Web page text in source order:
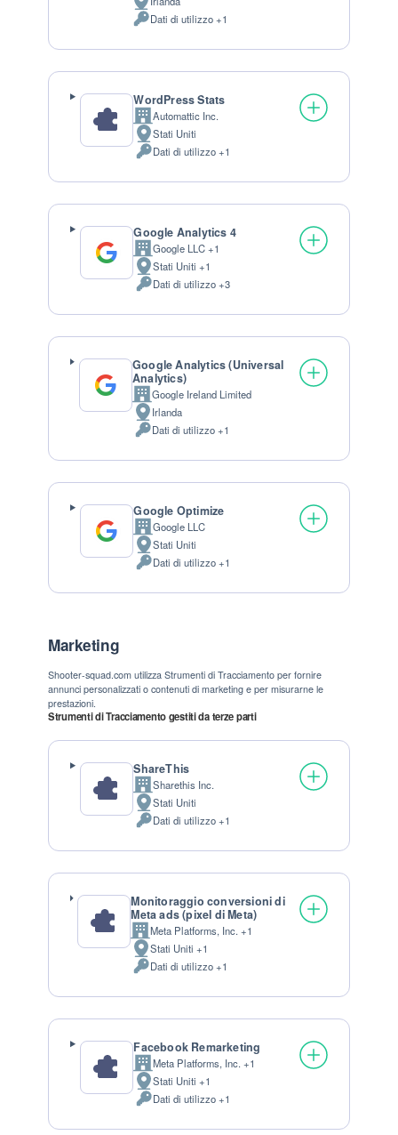
Luogo del trattamento:
Dati Personali trattati:
Dati di utilizzo +1
WordPress Stats
Azienda:Automattic Inc.
Luogo del trattamento:
Stati Uniti
Dati Personali trattati:
Dati di utilizzo +1
Google Analytics 4
Azienda:Google LLC +1
Luogo del trattamento:
Stati Uniti +1
Dati Personali trattati:
Dati di utilizzo +3
Google Analytics (Universal
Analytics)
Azienda:Google Ireland Limited
Luogo del trattamento:
Irlanda
Dati Personali trattati:
Dati di utilizzo +1
Google Optimize
Azienda:Google LLC
Luogo del trattamento:
Stati Uniti
Dati Personali trattati:
Dati di utilizzo +1
Marketing
Shooter-squad.com utilizza Strumenti di Tracciamento per fornire
annunci personalizzati o contenuti di marketing e per misurarne le
prestazioni.
Strumenti di Tracciamento gestiti da terze parti
ShareThis
Azienda:Sharethis Inc.
Luogo del trattamento:
Stati Uniti
Dati Personali trattati:
Dati di utilizzo +1
Monitoraggio conversioni di
Meta ads (pixel di Meta)
Azienda:Meta Platforms, Inc. +1
Luogo del trattamento:
Stati Uniti +1
Dati Personali trattati:
Dati di utilizzo +1
Facebook Remarketing
Azienda:Meta Platforms, Inc. +1
Luogo del trattamento:
Stati Uniti +1
Dati Personali trattati:
Dati di utilizzo +1